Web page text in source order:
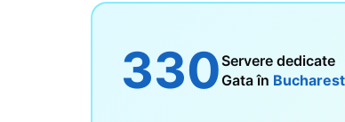
330Servere dedicate
Gata în Bucharest